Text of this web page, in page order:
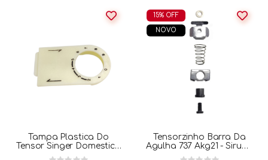
Tampa Plastica Do
Tensor Singer Domestica
356843454
15% OFF
NOVO
Tensorzinho Barra Da
Agulha 737 Akg21 - Siruba
Completo